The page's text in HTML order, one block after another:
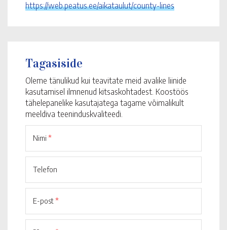
https://web.peatus.ee/aikataulut/county-lines
Tagasiside
Oleme tänulikud kui teavitate meid avalike liinide
kasutamisel ilmnenud kitsaskohtadest. Koostöös
tähelepanelike kasutajatega tagame võimalikult
meeldiva teeninduskvaliteedi.
Nimi *
Telefon
E-post*